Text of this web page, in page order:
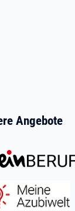
Angebote